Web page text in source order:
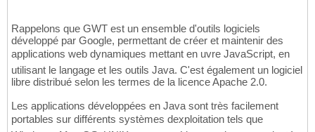
Rappelons que GWT est un ensemble d'outils logiciels
développé par Google, permettant de créer et maintenir des
applications web dynamiques mettant en uvre JavaScript, en
utilisant le langage et les outils Java. C'est également un logiciel
libre distribué selon les termes de la licence Apache 2.0.
Les applications développées en Java sont très facilement
portables sur différents systèmes dexploitation tels que